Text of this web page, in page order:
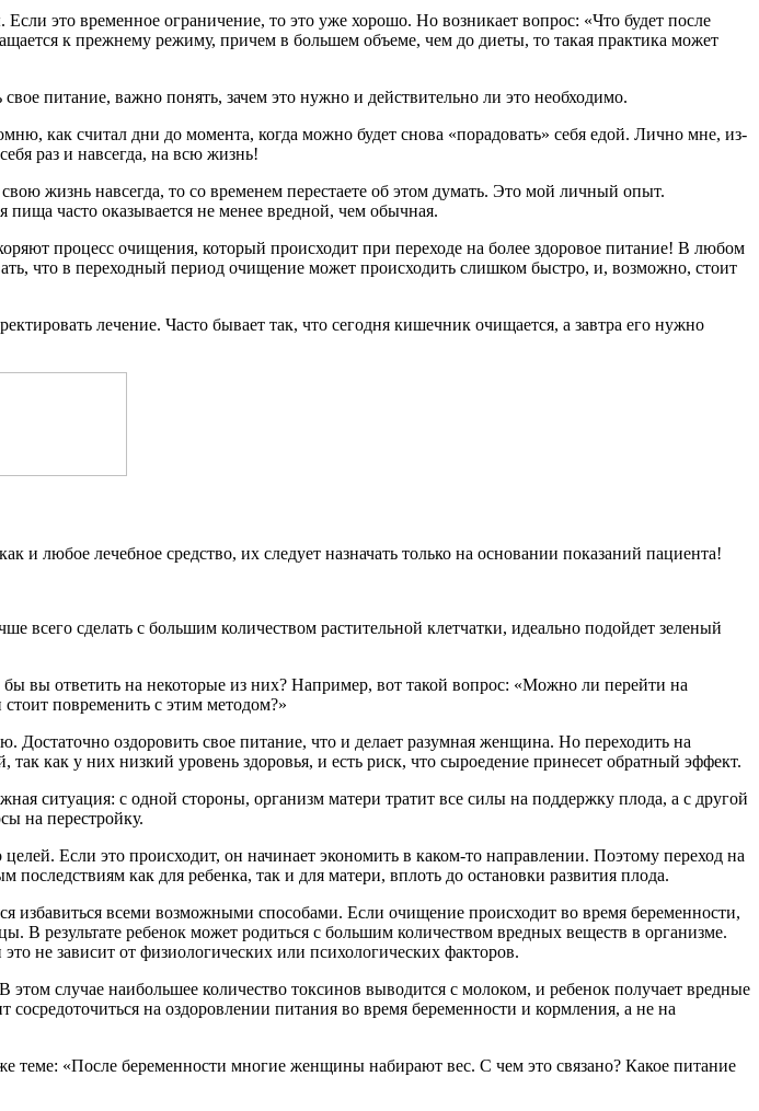
это временное ограничение, то это уже хорошо. Но возникает вопрос: «Что будет после
к прежнему режиму, причем в большем объеме, чем до диеты, то такая практика может
питание, важно понять, зачем это нужно и действительно ли это необходимо.
как считал дни до момента, когда можно будет снова «порадовать» себя едой. Лично мне, из-
раз и навсегда, на всю жизнь!
жизнь навсегда, то со временем перестаете об этом думать. Это мой личный опыт.
часто оказывается не менее вредной, чем обычная.
процесс очищения, который происходит при переходе на более здоровое питание! В любом
что в переходный период очищение может происходить слишком быстро, и, возможно, стоит
лечение. Часто бывает так, что сегодня кишечник очищается, а завтра его нужно
любое лечебное средство, их следует назначать только на основании показаний пациента!
всего сделать с большим количеством растительной клетчатки, идеально подойдет зеленый
вы ответить на некоторые из них? Например, вот такой вопрос: «Можно ли перейти на
повременить с этим методом?»
оздоровить свое питание, что и делает разумная женщина. Но переходить на
как у них низкий уровень здоровья, и есть риск, что сыроедение принесет обратный эффект.
ситуация: с одной стороны, организм матери тратит все силы на поддержку плода, а с другой
на перестройку.
Если это происходит, он начинает экономить в каком-то направлении. Поэтому переход на
как для ребенка, так и для матери, вплоть до остановки развития плода.
избавиться всеми возможными способами. Если очищение происходит во время беременности,
В результате ребенок может родиться с большим количеством вредных веществ в организме.
не зависит от физиологических или психологических факторов.
случае наибольшее количество токсинов выводится с молоком, и ребенок получает вредные
на оздоровлении питания во время беременности и кормления, а не на
«После беременности многие женщины набирают вес. С чем это связано? Какое питание